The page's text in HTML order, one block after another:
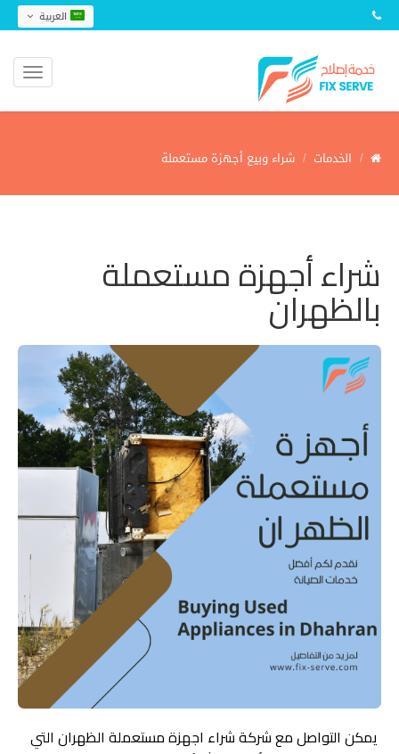
الخدمات شراء وبيع أجهزة مستعملة
شراء أجهزة مستعملة
بالظهران
يمكن التواصل مع شركة شراء اجهزة مستعملة الظهران التي